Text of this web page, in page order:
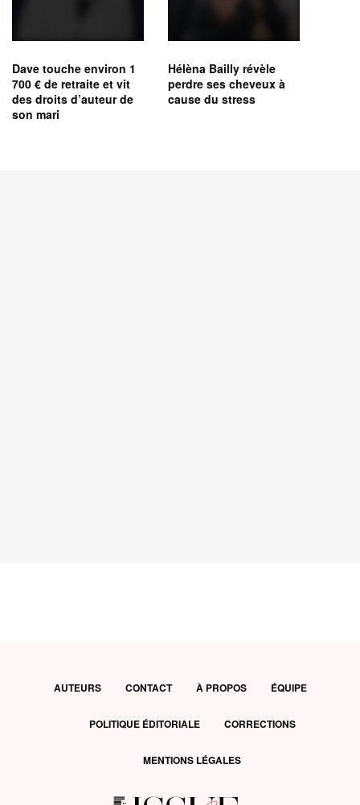
Dave touche environ 1
700 € de retraite et vit
des droits d’auteur de
son mari
Hélèna Bailly révèle
perdre ses cheveux à
cause du stress
AUTEURS CONTACT À PROPOS ÉQUIPE
POLITIQUE ÉDITORIALE CORRECTIONS
MENTIONS LÉGALES